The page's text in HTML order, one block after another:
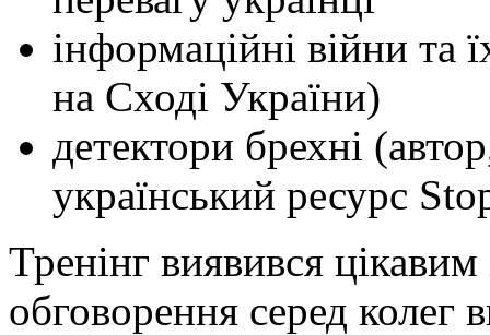
інформаційні війни та
на Сході України)
детектори брехні
український ресурс
Тренінг виявився
обговорення серед колег